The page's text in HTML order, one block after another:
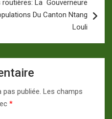
La Gouverneure
Du Canton Ntang
Louli
publiée. Les champs
*